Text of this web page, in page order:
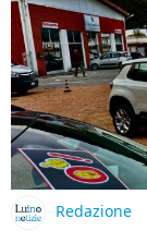
Redazione